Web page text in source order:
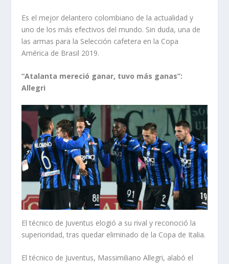
Es el mejor delantero colombiano de la actualidad y
uno de los más efectivos del mundo. Sin duda, una de
las armas para la Selección cafetera en la Copa
América de Brasil 2019.
“Atalanta mereció ganar, tuvo más ganas”:
Allegri
El técnico de Juventus elogió a su rival y reconoció la
superioridad, tras quedar eliminado de la Copa de Italia.
El técnico de Juventus, Massimiliano Allegri, alabó el